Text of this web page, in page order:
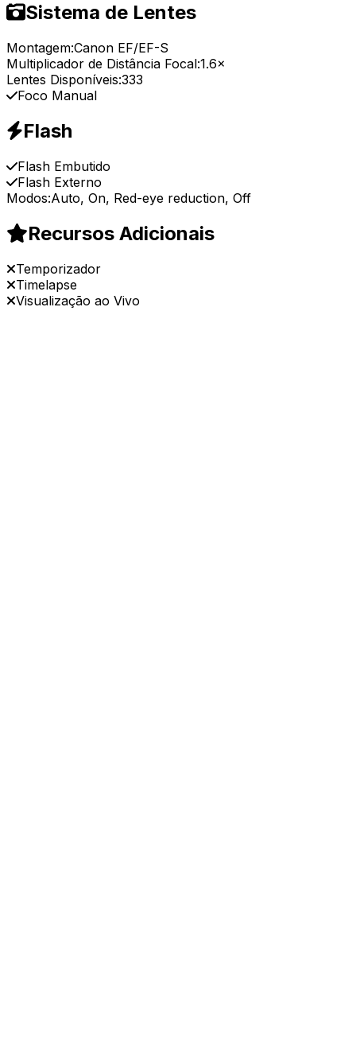
Sistema de Lentes
Montagem:Canon EF/EF-S
Multiplicador de Distância Focal:1.6×
Lentes Disponíveis:333
Foco Manual
Flash
Flash Embutido
Flash Externo
Modos:Auto, On, Red-eye reduction, Off
Recursos Adicionais
Temporizador
Timelapse
Visualização ao Vivo